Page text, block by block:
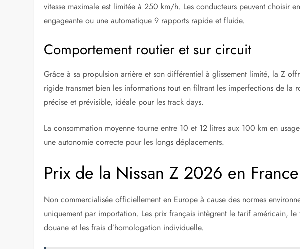
vitesse maximale est limitée à 250 km/h. Les conducteurs peuvent choisir
engageante ou une automatique 9 rapports rapide et fluide.
Comportement routier et sur circuit
Grâce à sa propulsion arrière et son différentiel à glissement limité, la Z
rigide transmet bien les informations tout en filtrant les imperfections de la
précise et prévisible, idéale pour les track days.
La consommation moyenne tourne entre 10 et 12 litres aux 100 km en
une autonomie correcte pour les longs déplacements.
Prix de la Nissan Z 2026 en France
Non commercialisée officiellement en Europe à cause des normes
uniquement par importation. Les prix français intègrent le tarif américain,
douane et les frais d’homologation individuelle.